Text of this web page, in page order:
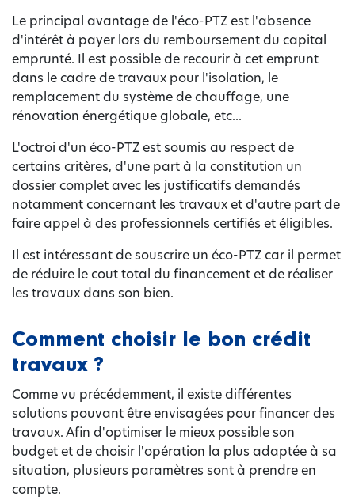
Le principal avantage de l'éco-PTZ est l'absence
d'intérêt à payer lors du remboursement du capital
emprunté. Il est possible de recourir à cet emprunt
dans le cadre de travaux pour l'isolation, le
remplacement du système de chauffage, une
rénovation énergétique globale, etc...
L'octroi d'un éco-PTZ est soumis au respect de
certains critères, d'une part à la constitution un
dossier complet avec les justificatifs demandés
notamment concernant les travaux et d'autre part de
faire appel à des professionnels certifiés et éligibles.
Il est intéressant de souscrire un éco-PTZ car il permet
de réduire le cout total du financement et de réaliser
les travaux dans son bien.
Comment choisir le bon crédit
travaux ?
Comme vu précédemment, il existe différentes
solutions pouvant être envisagées pour financer des
travaux. Afin d'optimiser le mieux possible son
budget et de choisir l'opération la plus adaptée à sa
situation, plusieurs paramètres sont à prendre en
compte.